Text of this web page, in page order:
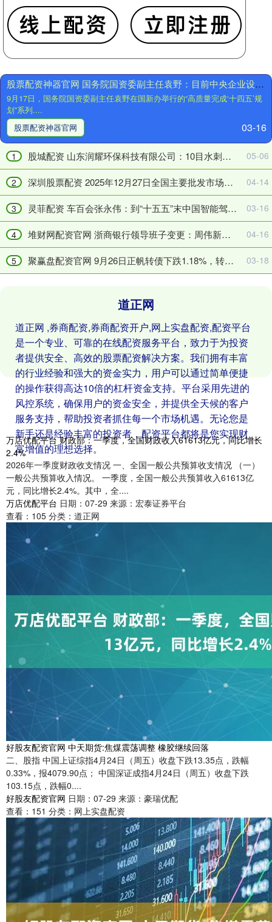
商
务
部
发
推
广
自
贸
试
验
区
第
六
批“最
佳
实
践
案
例”
资
关
于“三
北”工
程
总
体
规
划，
国
家
发
展
改
革
委
答
记
者
问
股票配资神器官网 国务院国资委副主任袁野：目前中央企业设立创新基金总规模已接近千亿元
9月17日，国务院国资委副主任袁野在国新办举行的“高质量完成‘十四五’规
划”系列....
股票配资神器官网
03-16
1 股城配资 山东润耀环保科技有限公司：10目水刺布/加湿纸/小8目加湿纸行业标杆，非织造布复合材料技术先锋 05-06
2 深圳股票配资 2025年12月27日全国主要批发市场红皮鸡蛋价格行情 04-14
3 灵菲配资 车百会张永伟：到“十五五”末中国智能驾驶部件和系统市场规模或达1000亿美元 03-16
4 堆财网配资官网 浙商银行领导班子变更：周伟新、潘华枫升任副行长 04-16
5 聚赢盘配资官网 9月26日正帆转债下跌1.18%，转股溢价率34.42% 03-18
道正网
道正网 ,券商配资,券商配资开户,网上实盘配资,配资平台
是一个专业、可靠的在线配资服务平台，致力于为投资
者提供安全、高效的股票配资解决方案。我们拥有丰富
的行业经验和强大的资金实力，用户可以通过简单便捷
的操作获得高达10倍的杠杆资金支持。平台采用先进的
风控系统，确保用户的资金安全，并提供全天候的客户
服务支持，帮助投资者抓住每一个市场机遇。无论您是
新手还是经验丰富的投资者，配资平台都将是您实现财
富增值的理想选择。
万店优配平台 财政部：一季度，全国财政收入61613亿元，同比增长
2.4%
2026年一季度财政收支情况 一、全国一般公共预算收支情况 （一）
一般公共预算收入情况。 一季度，全国一般公共预算收入61613亿
元，同比增长2.4%。其中，全....
万店优配平台 日期：07-29 来源：宏泰证券平台
查看： 105 分类： 道正网
好股友配资官网 中天期货:焦煤震荡调整 橡胶继续回落
二、股指 中国上证综指4月24日（周五）收盘下跌13.35点，跌幅
0.33%，报4079.90点； 中国深证成指4月24日（周五）收盘下跌
103.15点，跌幅0....
好股友配资官网 日期：07-29 来源：豪瑞优配
查看： 151 分类： 网上实盘配资